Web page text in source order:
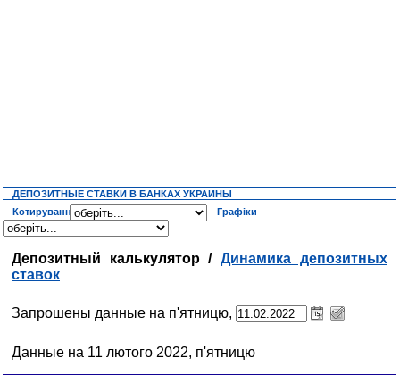
ДЕПОЗИТНЫЕ СТАВКИ В БАНКАХ УКРАИНЫ
Котирування
Графіки
Депозитный калькулятор / Динамика депозитных
ставок
Запрошены данные на п'ятницю,
Данные на 11 лютого 2022, п'ятницю